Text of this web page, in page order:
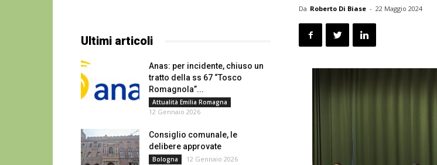
Da Roberto Di Biase - 22 Maggio 2024
Ultimi articoli
Anas: per incidente, chiuso un
tratto della ss 67 “Tosco
Romagnola”...
Attualità Emilia Romagna
12 Gennaio 2026
Consiglio comunale, le
delibere approvate
Bologna 12 Gennaio 2026